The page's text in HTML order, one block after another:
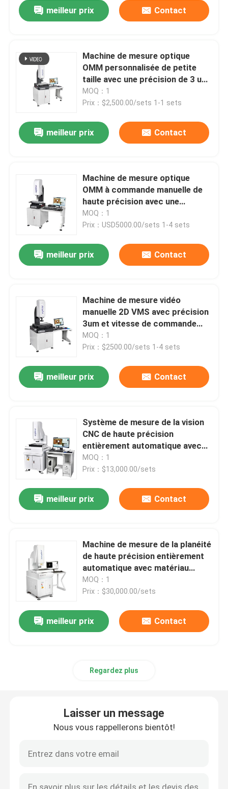
À la maison
Vidéos
À propos de nous
Visite de l'usine
Les affaires
Machine de mesure de vision de commande
meilleur prix Contact
Machine de mesure optique
OMM personnalisée de petite
taille avec une précision de 3 um
pour les produits électroniques
MOQ：1
Prix：$2,500.00/sets 1-1 sets
meilleur prix Contact
Machine de mesure optique
OMM à commande manuelle de
haute précision avec une
précision de 3um
MOQ：1
Prix：USD5000.00/sets 1-4 sets
meilleur prix Contact
Machine de mesure vidéo
manuelle 2D VMS avec précision
3um et vitesse de commande
manuelle pour le contrôle des
dimensions des estampes
MOQ：1
Prix：$2500.00/sets 1-4 sets
meilleur prix Contact
Système de mesure de la vision
CNC de haute précision
entièrement automatique avec
base en granit pour la mesure
optique
MOQ：1
Prix：$13,000.00/sets
meilleur prix Contact
Machine de mesure de la planéité
de haute précision entièrement
automatique avec matériau
granitique pour la mesure
optique
MOQ：1
Prix：$30,000.00/sets
meilleur prix Contact
Regardez plus
Laisser un message
Nous vous rappellerons bientôt!